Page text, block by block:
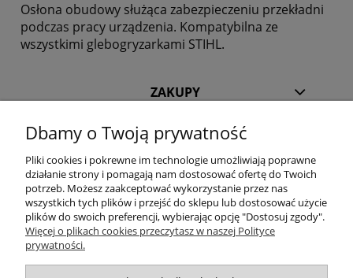
Osłona obudowy służąca zabezpieczeniu przekładni
podczas pracy urządzenia. Kompatybilna ze
wszystkimi glebogryzarkami STIHL.
ZAKUPY
POMOC
INFORMACJE
KILKA SŁÓW O NAS
Dbamy o Twoją prywatność
Pliki cookies i pokrewne im technologie umożliwiają poprawne
działanie strony i pomagają nam dostosować ofertę do Twoich
potrzeb. Możesz zaakceptować wykorzystanie przez nas
wszystkich tych plików i przejść do sklepu lub dostosować użycie
plików do swoich preferencji, wybierając opcję "Dostosuj zgody".
Więcej o plikach cookies przeczytasz w naszej Polityce
prywatności.